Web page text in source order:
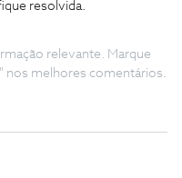
resolvida.
relevante. Marque
nos melhores comentários.